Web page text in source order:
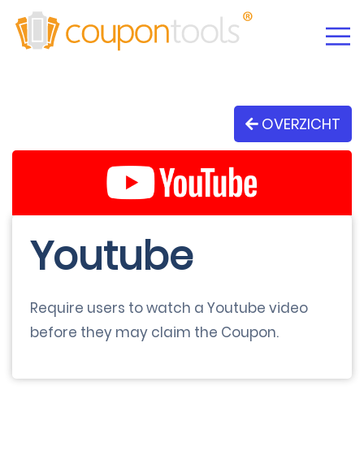
OVERZICHT
Youtube
Require users to watch a Youtube video
before they may claim the Coupon.